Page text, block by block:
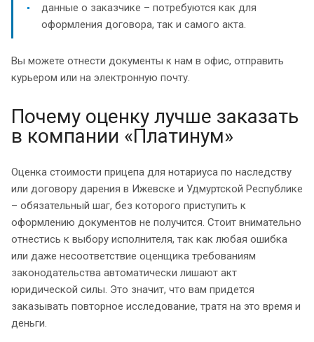
данные о заказчике – потребуются как для
оформления договора, так и самого акта.
Вы можете отнести документы к нам в офис, отправить
курьером или на электронную почту.
Почему оценку лучше заказать
в компании «Платинум»
Оценка стоимости прицепа для нотариуса по наследству
или договору дарения в Ижевске и Удмуртской Республике
– обязательный шаг, без которого приступить к
оформлению документов не получится. Стоит внимательно
отнестись к выбору исполнителя, так как любая ошибка
или даже несоответствие оценщика требованиям
законодательства автоматически лишают акт
юридической силы. Это значит, что вам придется
заказывать повторное исследование, тратя на это время и
деньги.